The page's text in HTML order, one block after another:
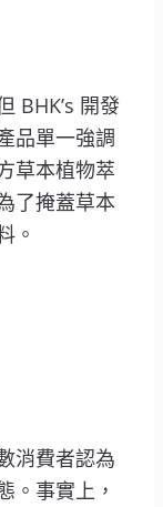
BHK’s 開發
品單一強調
草本植物萃
了掩蓋草本
。
消費者認為
。事實上，